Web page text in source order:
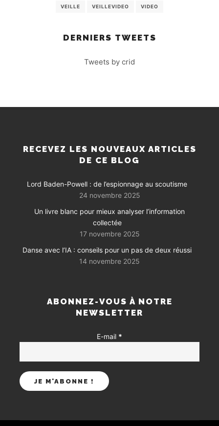
VEILLE VEILLEVIDEO VIDEO
DERNIERS TWEETS
Tweets by crid
RECEVEZ LES NOUVEAUX ARTICLES
DE CE BLOG
Lord Baden-Powell : de l’espionnage au scoutisme
24 novembre 2025
Un livre blanc pour mieux analyser l’information
collectée
17 novembre 2025
Danse avec l’IA : conseils pour un pas de deux réussi
14 novembre 2025
ABONNEZ-VOUS À NOTRE
NEWSLETTER
E-mail *